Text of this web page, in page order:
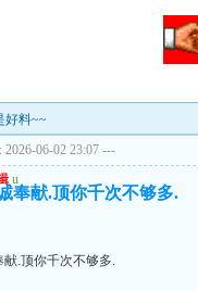
好料~~
06-02 23:07 ---
u
奉献.顶你千次不够多.
献.顶你千次不够多.